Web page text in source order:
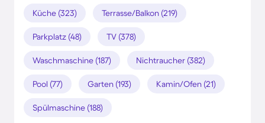
Küche (323) Terrasse/Balkon (219)
Parkplatz (48) TV (378)
Waschmaschine (187) Nichtraucher (382)
Pool (77) Garten (193) Kamin/Ofen (21)
Spülmaschine (188)